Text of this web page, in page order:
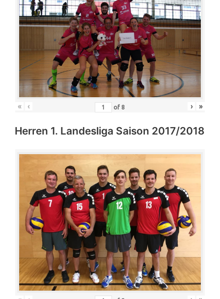
« ‹ of 8 › »
Herren 1. Landesliga Saison 2017/2018